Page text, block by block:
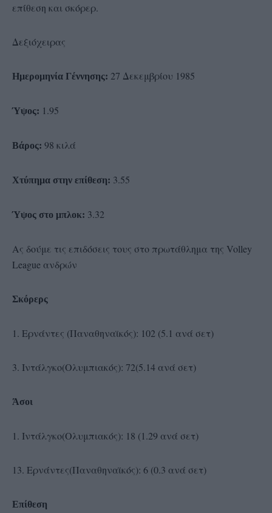
επίθεση και σκόρερ.
Δεξιόχειρας
Ημερομηνία Γέννησης: 27 Δεκεμβρίου 1985
Ύψος: 1.95
Βάρος: 98 κιλά
Χτύπημα στην επίθεση: 3.55
Ύψος στο μπλοκ: 3.32
Ας δούμε τις επιδόσεις τους στο πρωτάθλημα της Volley
League ανδρών
Σκόρερς
1. Ερνάντες (Παναθηναϊκός): 102 (5.1 ανά σετ)
3. Ιντάλγκο(Ολυμπιακός): 72(5.14 ανά σετ)
Άσοι
1. Ιντάλγκο(Ολυμπιακός): 18 (1.29 ανά σετ)
13. Ερνάντες(Παναθηναϊκός): 6 (0.3 ανά σετ)
Επίθεση